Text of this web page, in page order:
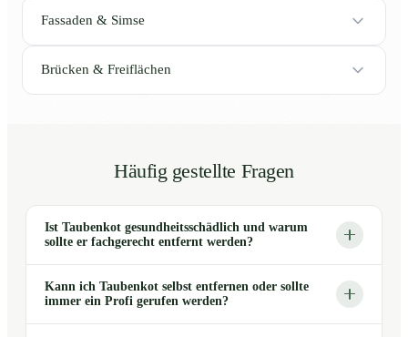
Fassaden & Simse
Brücken & Freiflächen
Häufig gestellte Fragen
Ist Taubenkot gesundheitsschädlich und warum
sollte er fachgerecht entfernt werden?
Kann ich Taubenkot selbst entfernen oder sollte
immer ein Profi gerufen werden?